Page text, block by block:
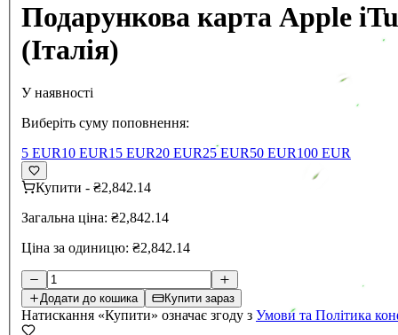
Подарункова карта Apple
(Італія)
У наявності
Виберіть суму поповнення:
5 EUR10 EUR15 EUR20 EUR25 EUR50 EUR100 EUR
Купити - ₴2,842.14
Загальна ціна: ₴2,842.14
Ціна за одиницю: ₴2,842.14
Додати до кошика Купити зараз
Натискання «Купити» означає згоду з Умови та Політика